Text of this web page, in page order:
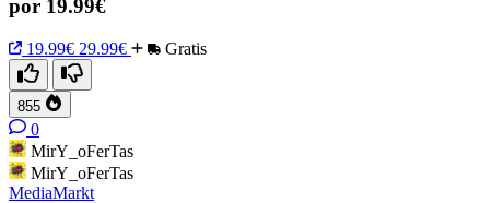
por 19.99€
19.99€ 29.99€ Gratis
855
0
MirY_oFerTas
MirY_oFerTas
MediaMarkt